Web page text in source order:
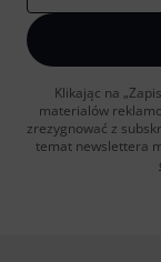
Klikając na
materialów
zrezygnować z
temat newslettera